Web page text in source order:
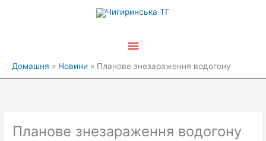
Головне
Домашня Новини Планове знезараження водогону
Планове знезараження водогону